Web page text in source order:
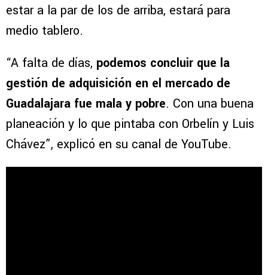
estar a la par de los de arriba, estará para
medio tablero.
“A falta de días, podemos concluir que la
gestión de adquisición en el mercado de
Guadalajara fue mala y pobre. Con una buena
planeación y lo que pintaba con Orbelín y Luis
Chávez”, explicó en su canal de YouTube.